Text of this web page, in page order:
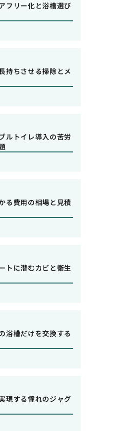
フリー化と浴槽選び
持ちさせる掃除とメ
ルトイレ導入の苦労
る費用の相場と見積
トに潜むカビと衛生
浴槽だけを交換する
現する憧れのジャグ